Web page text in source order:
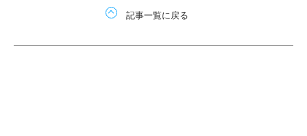
記事一覧に戻る